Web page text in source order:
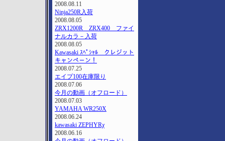
2008.08.11
Ninja250R入荷
2008.08.05
ZRX1200R ZRX400 ファイ
ナルカラ－入荷
2008.08.05
Kawasaki ｽﾍﾟｼｬﾙ クレジット
キャンペ－ン！
2008.07.25
エイプ100在庫限り
2008.07.06
今月の動画（オフロード）
2008.07.03
YAMAHA WR250X
2008.06.24
kawasaki ZEPHYRχ
2008.06.16